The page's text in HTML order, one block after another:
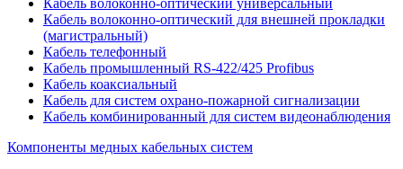
Кабель волоконно-оптический универсальный
Кабель волоконно-оптический для внешней прокладки
(магистральный)
Кабель телефонный
Кабель промышленный RS-422/425 Profibus
Кабель коаксиальный
Кабель для систем охрано-пожарной сигнализации
Кабель комбинированный для систем видеонаблюдения
Компоненты медных кабельных систем